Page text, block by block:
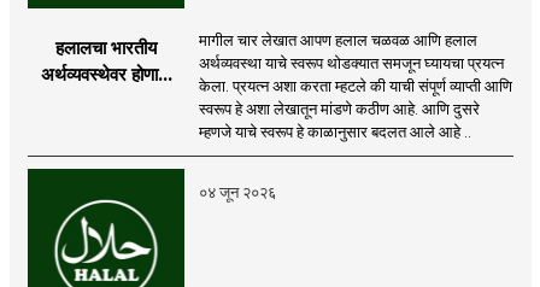
हलालचा भारतीय
अर्थव्यवस्थेवर होणारा
मागील चार लेखात आपण हलाल चळवळ आणि हलाल
अर्थव्यवस्था याचे स्वरूप थोडक्यात समजून घ्यायचा प्रयत्न
केला. प्रयत्न अशा करता म्हटले की याची संपूर्ण व्याप्ती आणि
स्वरूप हे अशा लेखातून मांडणे कठीण आहे. आणि दुसरे
म्हणजे याचे स्वरूप हे काळानुसार बदलत आले आहे ..
०४ जून २०२६